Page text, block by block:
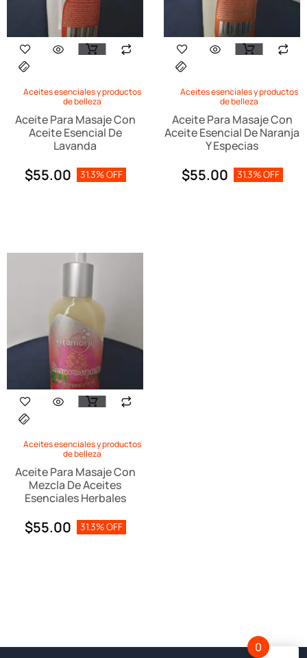
Aceites esenciales y productos
de belleza
Aceite Para Masaje Con
Aceite Esencial De
Lavanda
$55.00 31.3% OFF
Aceites esenciales y productos
de belleza
Aceite Para Masaje Con
Aceite Esencial De Naranja
Y Especias
$55.00 31.3% OFF
Aceites esenciales y productos
de belleza
Aceite Para Masaje Con
Mezcla De Aceites
Esenciales Herbales
$55.00 31.3% OFF
0